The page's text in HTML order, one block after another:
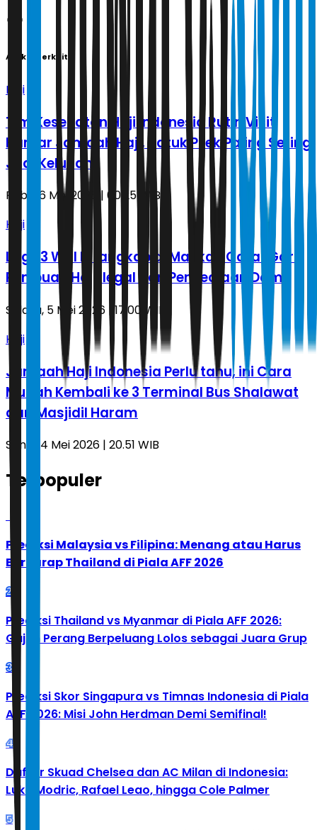
Artikel Terkait
Haji
Tim Kesehatan Haji Indonesia Rutin Visit
Kamar Jamaah Haji, Batuk Pilek Paling Sering
Jadi Keluhan
Rabu, 6 Mei 2026 | 00.25 WIB
Haji
Lagi, 3 WNI Ditangkap di Makkah Gara-Gara
Penipuan Haji Ilegal dan Penyediaan Dam
Selasa, 5 Mei 2026 | 17.00 WIB
Haji
Jamaah Haji Indonesia Perlu tahu, ini Cara
Mudah Kembali ke 3 Terminal Bus Shalawat
dari Masjidil Haram
Senin, 4 Mei 2026 | 20.51 WIB
Terpopuler
Prediksi Malaysia vs Filipina: Menang atau Harus
Berharap Thailand di Piala AFF 2026
2
Prediksi Thailand vs Myanmar di Piala AFF 2026:
Gajah Perang Berpeluang Lolos sebagai Juara Grup
3
Prediksi Skor Singapura vs Timnas Indonesia di Piala
AFF 2026: Misi John Herdman Demi Semifinal!
4
Daftar Skuad Chelsea dan AC Milan di Indonesia:
Luka Modric, Rafael Leao, hingga Cole Palmer
5